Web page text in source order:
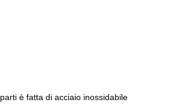
è fatta di acciaio inossidabile